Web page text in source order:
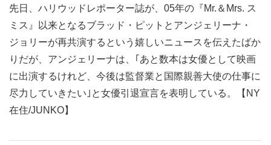
先日、ハリウッドレポーター誌が、05年の『Mr.＆Mrs. ス
ミス』以来となるブラッド・ピットとアンジェリーナ・
ジョリーが再共演するという嬉しいニュースを伝えたばか
りだが、アンジェリーナは、｢あと数本は女優として映画
に出演するけれど、今後は監督業と国際親善大使の仕事に
尽力していきたい｣と女優引退宣言を表明している。【NY
在住/JUNKO】